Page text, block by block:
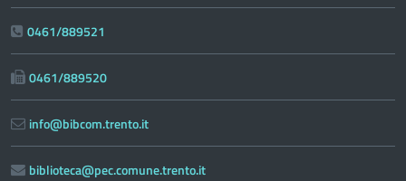
0461/889521
0461/889520
info@bibcom.trento.it
biblioteca@pec.comune.trento.it